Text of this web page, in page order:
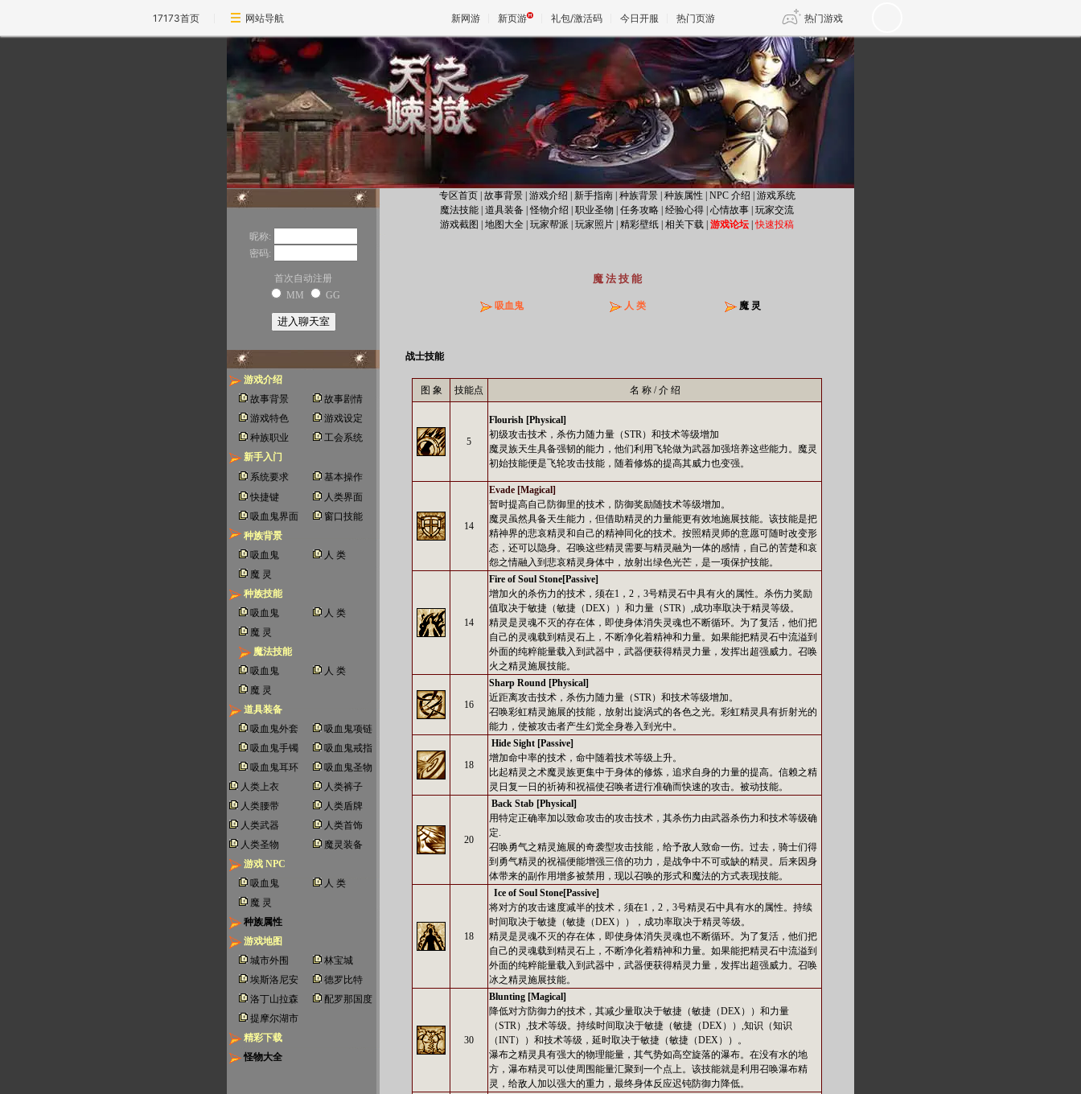
17173首页 网站导航 新网游 新页游 礼包/激活码 今日开服 热门页游 热门游戏
魔兽 DNF 传奇4
天堂 剑网3旗舰版 新天龙八部
王权与自由 诛仙世界 仙剑世界
昵称:
密码:
首次自动注册
MM
GG
游戏介绍
故事背景
故事剧情
游戏特色
游戏设定
种族职业
工会系统
新手入门
系统要求
基本操作
快捷键
人类界面
吸血鬼界面
窗口技能
种族背景
吸血鬼
人 类
魔 灵
种族技能
吸血鬼
人 类
魔 灵
魔法技能
吸血鬼
人 类
魔 灵
道具装备
吸血鬼外套
吸血鬼项链
吸血鬼手镯
吸血鬼戒指
吸血鬼耳环
吸血鬼圣物
人类上衣
人类裤子
人类腰带
人类盾牌
人类武器
人类首饰
人类圣物
魔灵装备
游戏 NPC
吸血鬼
人 类
魔 灵
种族属性
游戏地图
城市外围
林宝城
埃斯洛尼安
德罗比特
洛丁山拉森
配罗那国度
提摩尔湖市
精彩下载
怪物大全
专区首页| 故事背景| 游戏介绍 新手指南| 种族背景| 种族属性 NPC 介绍
游戏系统
魔法技能 道具装备 |怪物介绍 职业圣物 任务攻略 经验心得 心情故事 玩家交流
游戏截图
地图大全 玩家帮派 玩家照片 精彩壁纸 相关下载 游戏论坛 |快速投稿
魔 法 技 能
吸血鬼 人 类 魔 灵
战士技能
图 象 技能点 名 称 / 介 绍
5
Flourish [Physical]
初级攻击技术，杀伤力随力量（STR）和技术等级增加
魔灵族天生具备强韧的能力，他们利用飞轮做为武器加强培养这些能力。魔灵
初始技能便是飞轮攻击技能，随着修炼的提高其威力也变强。
14
Evade [Magical]
暂时提高自己防御里的技术，防御奖励随技术等级增加。
魔灵虽然具备天生能力，但借助精灵的力量能更有效地施展技能。该技能是把
精神界的悲哀精灵和自己的精神同化的技术。按照精灵师的意愿可随时改变形
态，还可以隐身。召唤这些精灵需要与精灵融为一体的感情，自己的苦楚和哀
怨之情融入到悲哀精灵身体中，放射出绿色光芒，是一项保护技能。
14
Fire of Soul Stone[Passive]
增加火的杀伤力的技术，须在1，2，3号精灵石中具有火的属性。杀伤力奖励
值取决于敏捷（敏捷（DEX））和力量（STR）,成功率取决于精灵等级。
精灵是灵魂不灭的存在体，即使身体消失灵魂也不断循环。为了复活，他们把
自己的灵魂载到精灵石上，不断净化着精神和力量。如果能把精灵石中流溢到
外面的纯粹能量载入到武器中，武器便获得精灵力量，发挥出超强威力。召唤
火之精灵施展技能。
16
Sharp Round [Physical]
近距离攻击技术，杀伤力随力量（STR）和技术等级增加。
召唤彩虹精灵施展的技能，放射出旋涡式的各色之光。彩虹精灵具有折射光的
能力，使被攻击者产生幻觉全身卷入到光中。
18
Hide Sight [Passive]
增加命中率的技术，命中随着技术等级上升。
比起精灵之术魔灵族更集中于身体的修炼，追求自身的力量的提高。信赖之精
灵日复一日的祈祷和祝福使召唤者进行准确而快速的攻击。被动技能。
20
Back Stab [Physical]
用特定正确率加以致命攻击的攻击技术，其杀伤力由武器杀伤力和技术等级确
定.
召唤勇气之精灵施展的奇袭型攻击技能，给予敌人致命一伤。过去，骑士们得
到勇气精灵的祝福便能增强三倍的功力，是战争中不可或缺的精灵。后来因身
体带来的副作用增多被禁用，现以召唤的形式和魔法的方式表现技能。
18
Ice of Soul Stone[Passive]
将对方的攻击速度减半的技术，须在1，2，3号精灵石中具有水的属性。持续
时间取决于敏捷（敏捷（DEX）），成功率取决于精灵等级。
精灵是灵魂不灭的存在体，即使身体消失灵魂也不断循环。为了复活，他们把
自己的灵魂载到精灵石上，不断净化着精神和力量。如果能把精灵石中流溢到
外面的纯粹能量载入到武器中，武器便获得精灵力量，发挥出超强威力。召唤
冰之精灵施展技能。
30
Blunting [Magical]
降低对方防御力的技术，其减少量取决于敏捷（敏捷（DEX））和力量
（STR）,技术等级。持续时间取决于敏捷（敏捷（DEX））,知识（知识
（INT））和技术等级，延时取决于敏捷（敏捷（DEX））。
瀑布之精灵具有强大的物理能量，其气势如高空旋落的瀑布。在没有水的地
方，瀑布精灵可以使周围能量汇聚到一个点上。该技能就是利用召唤瀑布精
灵，给敌人加以强大的重力，最终身体反应迟钝防御力降低。